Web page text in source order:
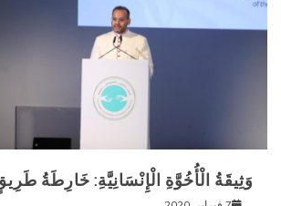
وَثِيقَةُ الْأُخُوَّةِ الْإِنْسَانِيَّةِ: خَارِطَةُ